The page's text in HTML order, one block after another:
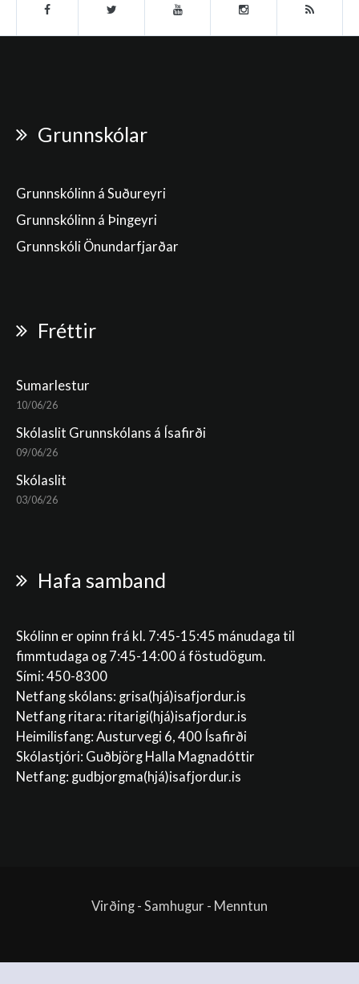
Grunnskólar
Grunnskólinn á Suðureyri
Grunnskólinn á Þingeyri
Grunnskóli Önundarfjarðar
Fréttir
Sumarlestur
10/06/26
Skólaslit Grunnskólans á Ísafirði
09/06/26
Skólaslit
03/06/26
Hafa samband
Skólinn er opinn frá kl. 7:45-15:45 mánudaga til
fimmtudaga og 7:45-14:00 á föstudögum.
Sími: 450-8300
Netfang skólans: grisa(hjá)isafjordur.is
Netfang ritara: ritarigi(hjá)isafjordur.is
Heimilisfang: Austurvegi 6, 400 Ísafirði
Skólastjóri: Guðbjörg Halla Magnadóttir
Netfang: gudbjorgma(hjá)isafjordur.is
Virðing - Samhugur - Menntun